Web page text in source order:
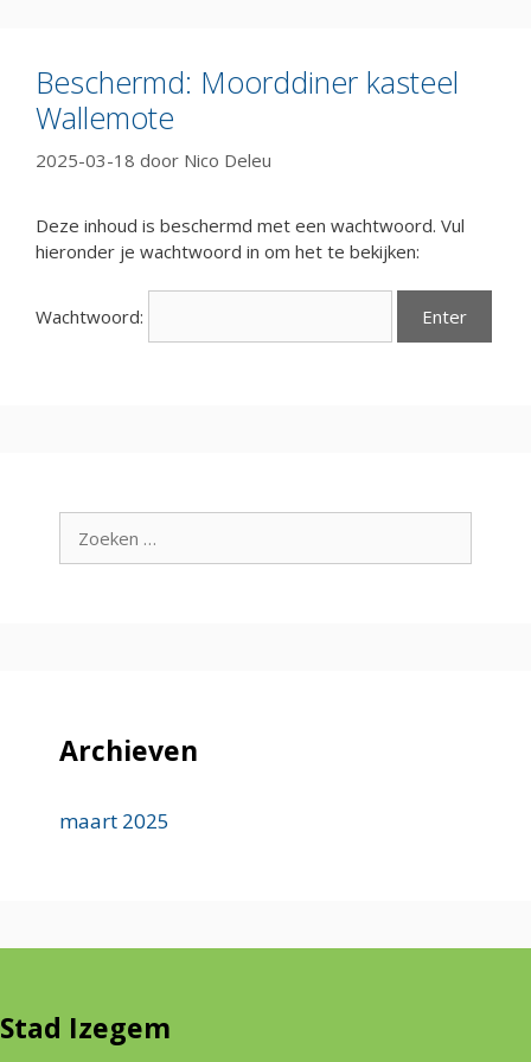
Beschermd: Moorddiner kasteel
Wallemote
2025-03-18 door Nico Deleu
Deze inhoud is beschermd met een wachtwoord. Vul
hieronder je wachtwoord in om het te bekijken:
Wachtwoord:
naar:
Archieven
maart 2025
Stad Izegem